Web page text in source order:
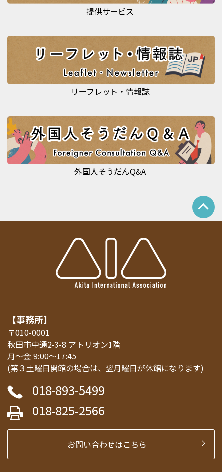
提供サービス
リーフレット・情報誌
外国人そうだんQ&A
【事務所】
〒010-0001
秋田市中通2-3-8 アトリオン1階
月～金 9:00～17:45
(第３土曜日開館の場合は、翌月曜日が休館になります)
018-893-5499
018-825-2566
お問い合わせはこちら